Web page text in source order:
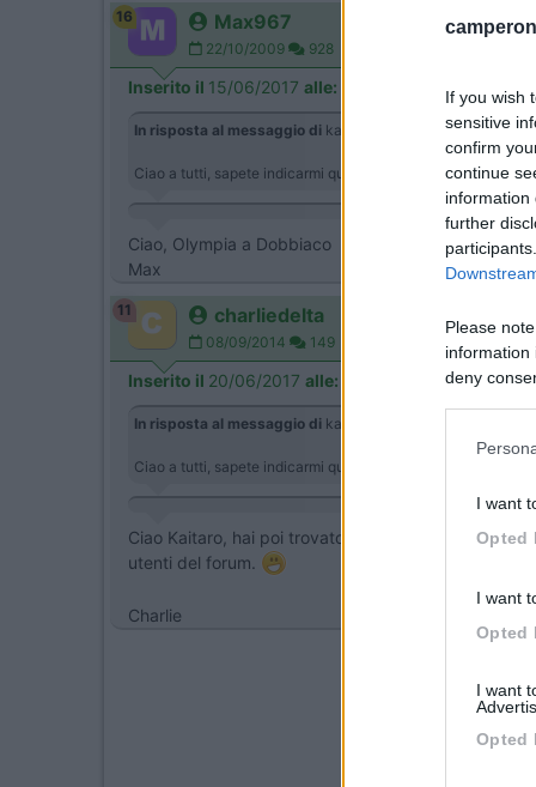
If you wish
sensitive
confirm
continue
information
further
Please
information
deny
I want
Opted
I want
Opted
I want
Opted
16 Max967
22/10/2009 928
Inserito il 15/06/2017 alle:
In risposta al messaggio di kaitaro 14/06/2017alle
Ciao a tutti, sapete indicarmi qualche camping con piscina
Ciao, Olympia a Dobbiaco
Max
11 charliedelta
08/09/2014 149
Inserito il 20/06/2017 alle:
In risposta al messaggio di kaitaro
Ciao a tutti, sapete indicarmi qualche camping con piscina
Ciao Kaitaro, hai poi trovato il camping con
utenti del forum.
Charlie